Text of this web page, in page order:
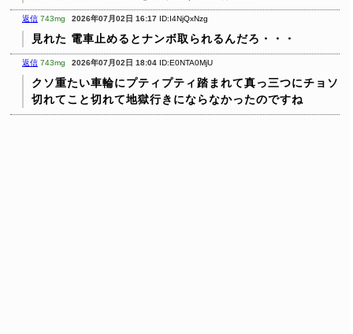
返信 743mg 2026年07月02日 16:17 ID:I4NjQxNzg
見れた 電車止めるとナンボ取られるんだろ・・・
返信 743mg 2026年07月02日 18:04 ID:E0NTA0MjU
クソ重たい車輪にプティプティ踏まれて真っ三つにチョソ
切れてこと切れて地獄行きにならなかったのですね